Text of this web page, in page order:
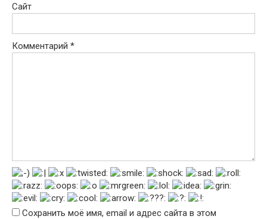
Сайт
Комментарий *
Сохранить моё имя, email и адрес сайта в этом